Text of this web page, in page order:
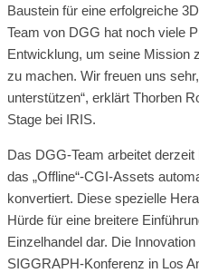
Baustein für eine erfolgreiche
Team von DGG hat noch viele
Entwicklung, um seine Mission
zu machen. Wir freuen uns
unterstützen“, erklärt Thorben
Stage bei IRIS.
Das DGG-Team arbeitet
das „Offline“-CGI-Assets
konvertiert. Diese spezielle
Hürde für eine breitere
Einzelhandel dar. Die
SIGGRAPH-Konferenz in Los